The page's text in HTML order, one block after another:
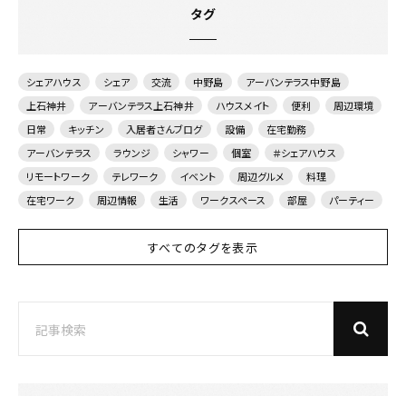
タグ
シェアハウス シェア 交流 中野島
アーバンテラス中野島
上石神井
アーバンテラス上石神井 ハウスメイト 便利
周辺環境
日常
キッチン 入居者さんブログ 設備
在宅勤務
アーバンテラス
ラウンジ シャワー 個室
＃シェアハウス
リモートワーク
テレワーク イベント 周辺グルメ
料理
在宅ワーク
周辺情報 生活 ワークスペース 部屋 パーティー
すべてのタグを表示